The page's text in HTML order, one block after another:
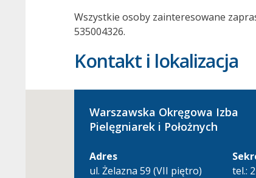
Wszystkie osoby zainteresowane
535004326.
Kontakt i lokalizacja
Warszawska Okręgowa Izba
Pielęgniarek i Położnych
Adres
ul. Żelazna 59 (VII piętro)
tel.: